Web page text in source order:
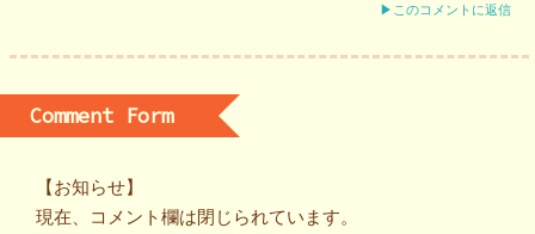
▶このコメントに返信
Comment Form
【お知らせ】
現在、コメント欄は閉じられています。